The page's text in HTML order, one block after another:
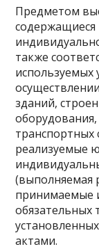
Предметом
содержащиеся
также
зданий,
транспортных
реализуемые
(выполняемая
принимаемые
обязательных
актами.